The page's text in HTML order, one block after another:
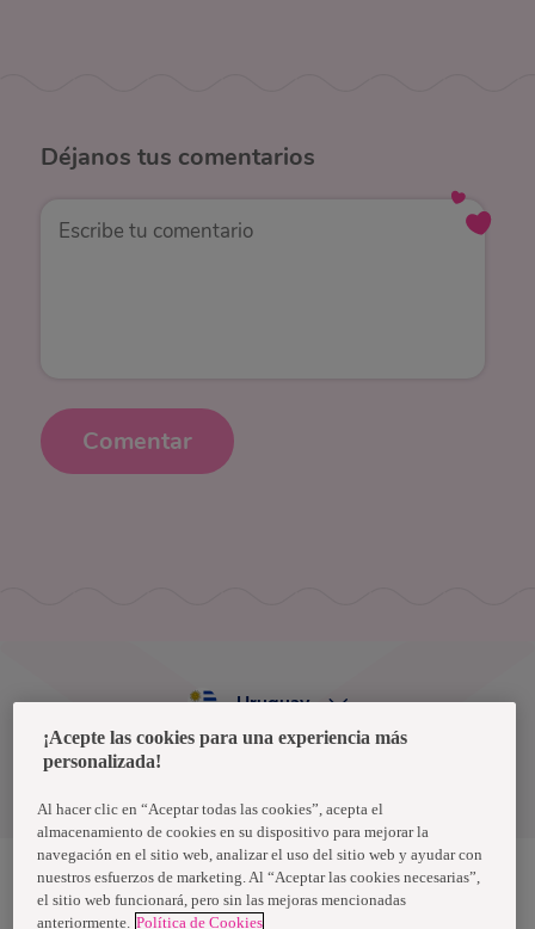
Déjanos tus comentarios
Comentar
Política de privacidad de datos
Uruguay
Nosotras, una marca de Essity - una compañía global líder en
¡Acepte las cookies para una experiencia más
personalizada!
Al hacer clic en “Aceptar todas las cookies”, acepta el
almacenamiento de cookies en su dispositivo para mejorar la
navegación en el sitio web, analizar el uso del sitio web y ayudar con
nuestros esfuerzos de marketing. Al “Aceptar las cookies necesarias”,
el sitio web funcionará, pero sin las mejoras mencionadas
anteriormente. Política de Cookies